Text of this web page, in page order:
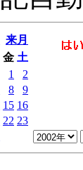
来月
金 土
1
2
8
9
15 16
22 23